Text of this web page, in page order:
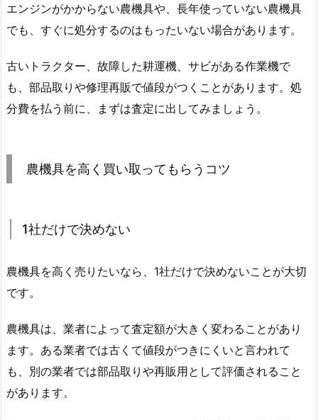
エンジンがかからない農機具や、長年使っていない農機具
でも、すぐに処分するのはもったいない場合があります。
古いトラクター、故障した耕運機、サビがある作業機で
も、部品取りや修理再販で値段がつくことがあります。処
分費を払う前に、まずは査定に出してみましょう。
農機具を高く買い取ってもらうコツ
1社だけで決めない
農機具を高く売りたいなら、1社だけで決めないことが大切
です。
農機具は、業者によって査定額が大きく変わることがあり
ます。ある業者では古くて値段がつきにくいと言われて
も、別の業者では部品取りや再販用として評価されること
があります。